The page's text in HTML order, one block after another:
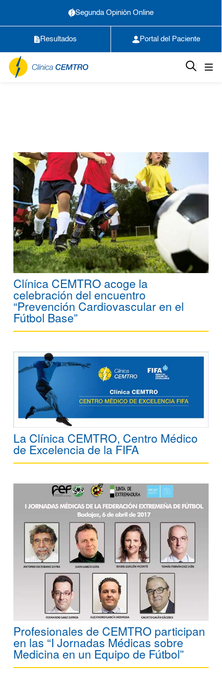
Segunda Opinión Online
Resultados Portal del Paciente
Clínica CEMTRO acoge la
celebración del encuentro
“Prevención Cardiovascular en el
Fútbol Base”
La Clínica CEMTRO, Centro Médico
de Excelencia de la FIFA
Profesionales de CEMTRO participan
en las “I Jornadas Médicas sobre
Medicina en un Equipo de Fútbol”